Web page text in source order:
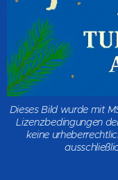
Dieses Bild wurde mit
Lizenzbedingungen
keine